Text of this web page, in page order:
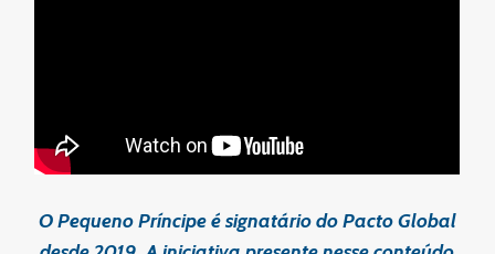
O Pequeno Príncipe é signatário do Pacto Global